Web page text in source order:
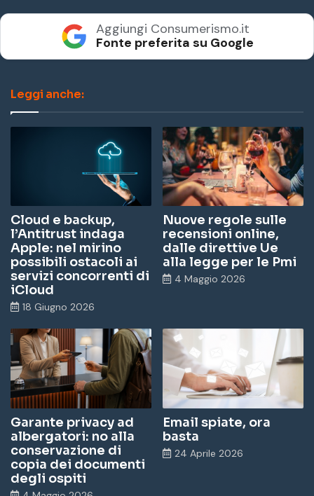
Aggiungi Consumerismo.it
Fonte preferita su Google
Leggi anche:
Cloud e backup,
l’Antitrust indaga
Apple: nel mirino
possibili ostacoli ai
servizi concorrenti di
iCloud
18 Giugno 2026
Nuove regole sulle
recensioni online,
dalle direttive Ue
alla legge per le Pmi
4 Maggio 2026
Garante privacy ad
albergatori: no alla
conservazione di
copia dei documenti
degli ospiti
Email spiate, ora
basta
24 Aprile 2026